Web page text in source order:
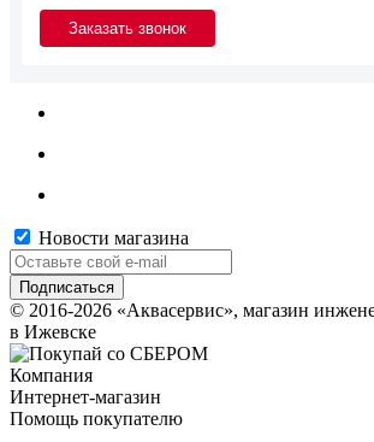
Новости магазина
© 2016-2026 «Аквасервис», магазин
в Ижевске
Компания
Интернет-магазин
Помощь покупателю